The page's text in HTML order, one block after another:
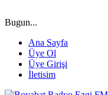
Bugun...
Ana Sayfa
Üye Ol
Üye Girişi
İletisim